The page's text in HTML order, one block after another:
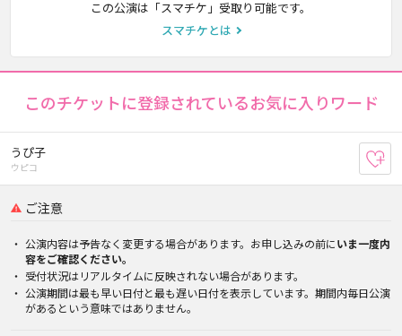
この公演は「スマチケ」受取り可能です。
スマチケとは
このチケットに登録されているお気に入りワード
うぴ子
ウピコ
ご注意
公演内容は予告なく変更する場合があります。お申し込みの前にいま一度内
容をご確認ください。
受付状況はリアルタイムに反映されない場合があります。
公演期間は最も早い日付と最も遅い日付を表示しています。期間内毎日公演
があるという意味ではありません。